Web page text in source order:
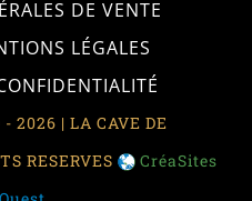
DE VENTE
LÉGALES
2026 | LA CAVE DE
RESERVES
CréaSites